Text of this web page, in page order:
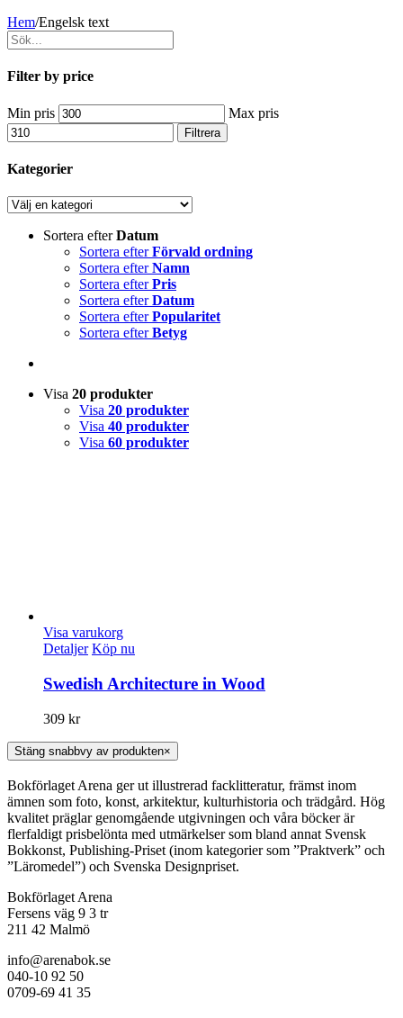
Hem/Engelsk text
Filter by price
Min pris Max pris
Filtrera
Kategorier
Sortera efterDatum
Sortera efterFörvald ordning
Sortera efterNamn
Sortera efterPris
Sortera efterDatum
Sortera efterPopularitet
Sortera efterBetyg
Visa 20 produkter
Visa 20 produkter
Visa 40 produkter
Visa 60 produkter
Visa varukorg
Detaljer Köp nu
Swedish Architecture in Wood
309 kr
Stäng snabbvy av produkten×
Bokförlaget Arena ger ut illustrerad facklitteratur, främst inom
ämnen som foto, konst, arkitektur, kulturhistoria och trädgård. Hög
kvalitet präglar genomgående utgivningen och våra böcker är
flerfaldigt prisbelönta med utmärkelser som bland annat Svensk
Bokkonst, Publishing-Priset (inom kategorier som ”Praktverk” och
”Läromedel”) och Svenska Designpriset.
Bokförlaget Arena
Fersens väg 9 3 tr
211 42 Malmö
info@arenabok.se
040-10 92 50
0709-69 41 35